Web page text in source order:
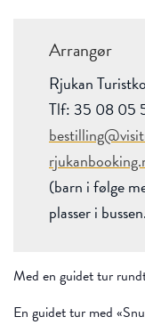
Arrangør
Rjukan
Tlf: 35 08 05
(barn i følge
plasser i bussen.
Med en guidet tur
En guidet tur med